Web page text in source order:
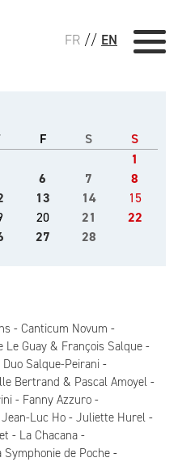
FR // EN
F S
S
1
6 7
8
13 14
15
20 21
22
27 28
Canticum Novum
Le Guay & François Salque
Duo Salque-Peirani
Bertrand & Pascal Amoyel
Fanny Azzuro
Jean-Luc Ho
Juliette Hurel
La Chacana
Symphonie de Poche